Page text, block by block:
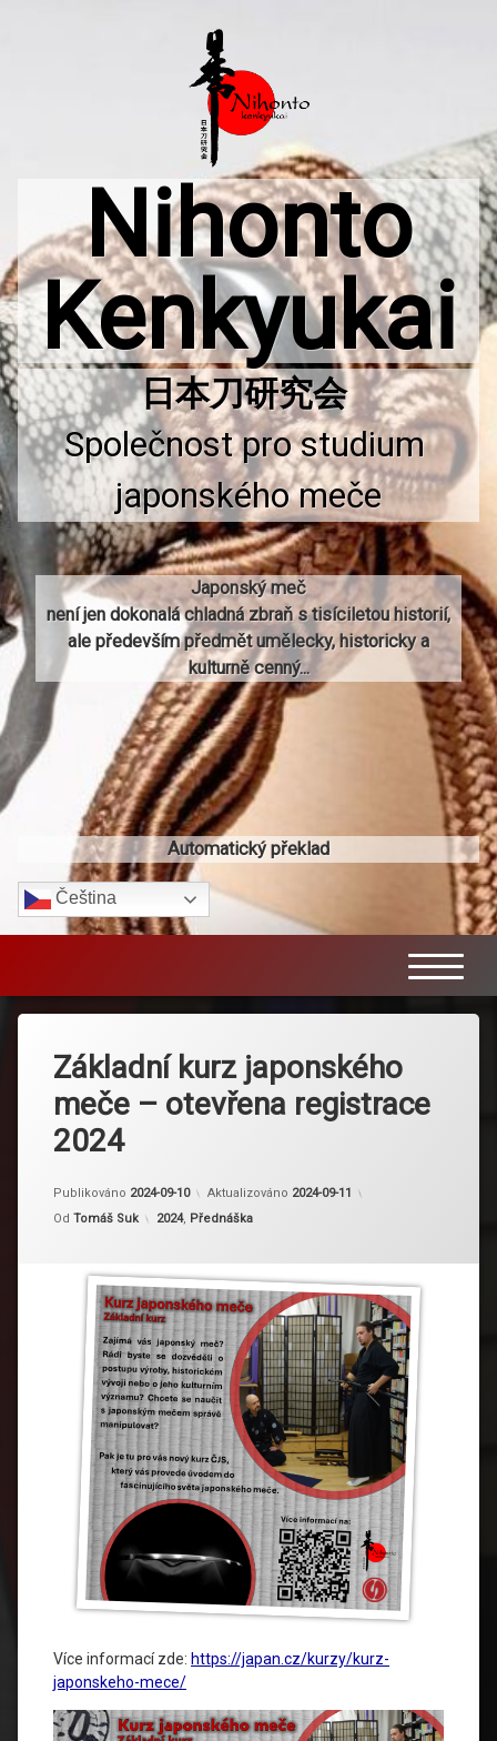
Nihonto
Kenkyukai
Společnost pro studium
japonského meče
Japonský meč
není jen dokonalá chladná zbraň s tisíciletou historií,
ale především předmět umělecky, historicky a
kulturně cenný...
Automatický překlad
Čeština‎
Základní kurz japonského
meče – otevřena registrace
2024
Publikováno 2024-09-10 Aktualizováno 2024-09-11
Od Tomáš Suk Kategorie:
2024, Přednáška
Více informací zde: https://japan.cz/kurzy/kurz-
japonskeho-mece/